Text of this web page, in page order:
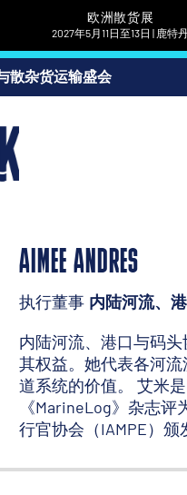
欧洲散货展
2027年5月11日至13日 | 鹿特
散杂货运输盛会
AIMEE ANDRES
执行董事 内陆河流、
内陆河流、港口与码
其权益。她代表各河
道系统的价值。 艾米
《MarineLog》杂志
行官协会（IAMPE）颁